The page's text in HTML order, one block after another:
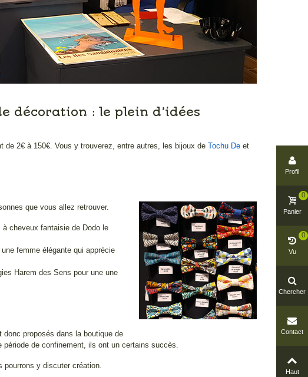
décoration : le plein d’idées
2€ à 150€. Vous y trouverez, entre autres, les bijoux de Tochu De et
que vous allez retrouver.
cheveux fantaisie de Dodo le
femme élégante qui apprécie
Harem des Sens pour une une
donc proposés dans la boutique de
de confinement, ils ont un certains succès.
pourrons y discuter création.
Profil
Panier
0
Vu
0
Chercher
Contact
Haut